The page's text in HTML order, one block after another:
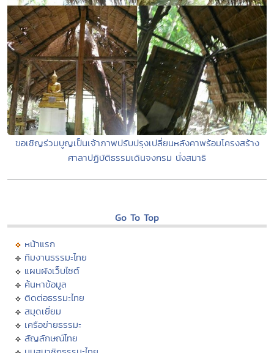
ขอเชิญร่วมบูญเป็นเจ้าภาพปรับปรุงเปลี่ยนหลังคาพร้อมโครงสร้าง
ศาลาปฏิบัติธรรมเดินจงกรม นั่งสมาธิ
Go To Top
หน้าแรก
ทีมงานธรรมะไทย
แผนผังเว็บไซต์
ค้นหาข้อมูล
ติดต่อธรรมะไทย
สมุดเยี่ยม
เครือข่ายธรรมะ
สัญลักษณ์ไทย